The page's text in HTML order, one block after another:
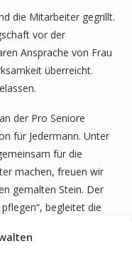
die Mitarbeiter gegrillt.
vor der
Ansprache von Frau
überreicht.
der Pro Seniore
für Jedermann. Unter
für die
machen, freuen wir
gemalten Stein. Der
begleitet die
von